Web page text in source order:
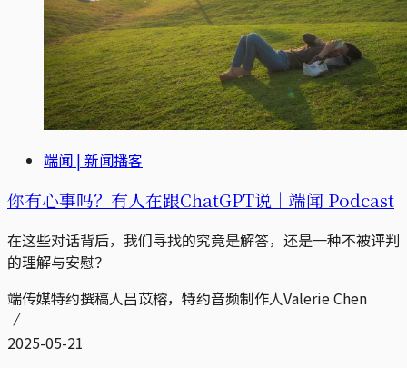
端闻 | 新闻播客
你有心事吗？有人在跟ChatGPT说｜端闻 Podcast
在这些对话背后，我们寻找的究竟是解答，还是一种不被评判
的理解与安慰？
端传媒特约撰稿人吕苡榕，特约音频制作人Valerie Chen
2025-05-21